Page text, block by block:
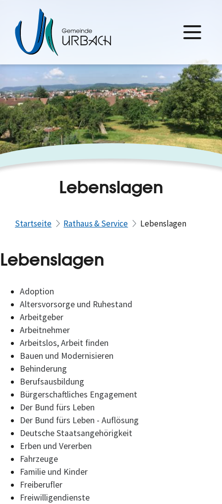
Lebenslagen
Startseite Rathaus & Service Lebenslagen
Lebenslagen
Adoption
Altersvorsorge und Ruhestand
Arbeitgeber
Arbeitnehmer
Arbeitslos, Arbeit finden
Bauen und Modernisieren
Behinderung
Berufsausbildung
Bürgerschaftliches Engagement
Der Bund fürs Leben
Der Bund fürs Leben - Auflösung
Deutsche Staatsangehörigkeit
Erben und Vererben
Fahrzeuge
Familie und Kinder
Freiberufler
Freiwilligendienste